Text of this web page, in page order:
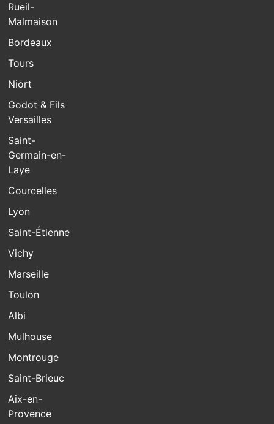
Rueil-
Malmaison
Bordeaux
Tours
Niort
Godot & Fils
Versailles
Saint-
Germain-en-
Laye
Courcelles
Lyon
Saint-Étienne
Vichy
Marseille
Toulon
Albi
Mulhouse
Montrouge
Saint-Brieuc
Aix-en-
Provence